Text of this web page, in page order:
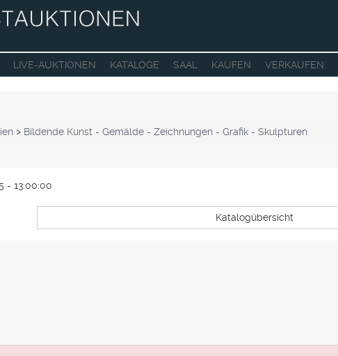
LIVE-AUKTIONEN KATALOGE SAAL KAUFEN VERKAUFEN
> Bildende Kunst - Gemälde - Zeichnungen - Grafik - Skulpturen
- 13:00:00
Katalogübersicht